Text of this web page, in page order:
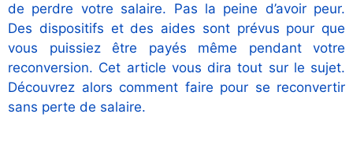
de perdre votre salaire. Pas la peine d’avoir peur.
Des dispositifs et des aides sont prévus pour que
vous puissiez être payés même pendant votre
reconversion. Cet article vous dira tout sur le sujet.
Découvrez alors comment faire pour se reconvertir
sans perte de salaire.
Nécessaire
Ces cookies ne
sont pas
facultatifs. Ils
sont
nécessaires au